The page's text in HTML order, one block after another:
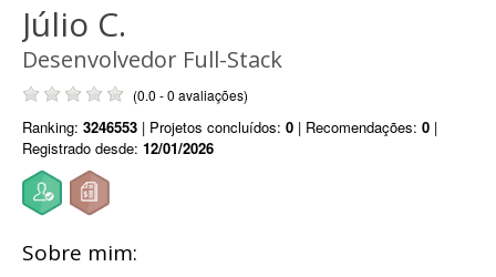
Júlio C.
Desenvolvedor Full-Stack
(0.0 - 0 avaliações)
Ranking: 3246553 | Projetos concluídos: 0 | Recomendações: 0 |
Registrado desde: 12/01/2026
Sobre mim: